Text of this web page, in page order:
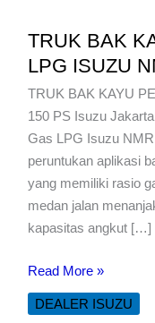
TRUK BAK
LPG ISUZU
TRUK BAK KAYU
150 PS Isuzu
Gas LPG Isuzu
peruntukan aplikasi
yang memiliki rasio
medan jalan
kapasitas angkut […]
TRUK
BAK
KAYU
Read More »
DEALER ISUZU